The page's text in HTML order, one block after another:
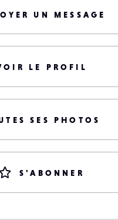
UN MESSAGE
LE PROFIL
SES PHOTOS
S'ABONNER